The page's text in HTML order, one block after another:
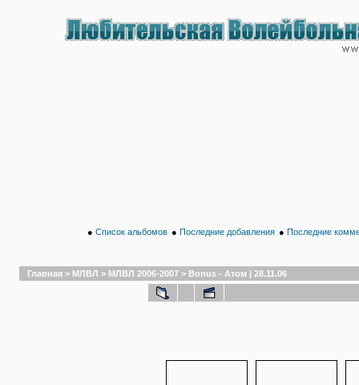
● Список альбомов ● Последние добавления ● Последние
Главная > МЛВЛ > МЛВЛ 2006-2007 > Bonus - Атом | 28.11.06